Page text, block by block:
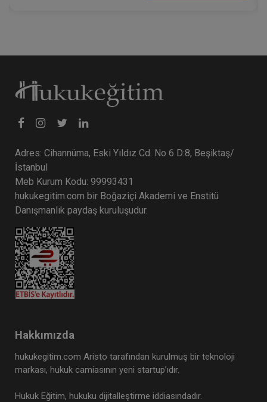
Adres: Cihannüma, Eski Yıldız Cd. No 6 D:8, Beşiktaş/
İstanbul
Meb Kurum Kodu: 99993431
hukukegitim.com bir Boğaziçi Akademi ve Enstitü
Danışmanlık paydaş kuruluşudur.
Hakkımızda
hukukegitim.com Aristo tarafından kurulmuş bir teknoloji
markası, hukuk camiasının yeni startup’ıdır.
Hukuk Eğitim, hukuku dijitalleştirme iddiasındadır.